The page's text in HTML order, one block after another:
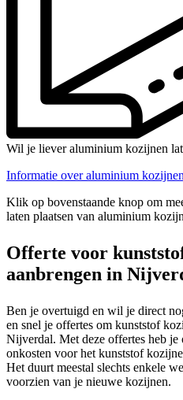
Wil je liever aluminium kozijnen
Informatie over aluminium kozijnen
Klik op bovenstaande knop om
laten plaatsen van aluminium
Offerte voor
aanbrengen in
Ben je overtuigd en wil je direct
en snel je offertes om kunststof
Nijverdal. Met deze offertes heb
onkosten voor het kunststof
Het duurt meestal slechts enkele
voorzien van je nieuwe kozijnen.